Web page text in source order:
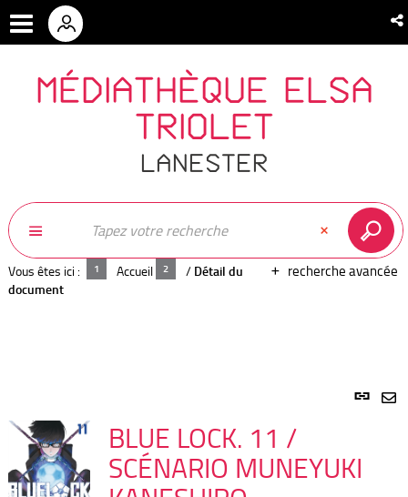
MÉDIATHÈQUE ELSA
TRIOLET
LANESTER
recherche avancée
Vous êtes ici : Accueil / Détail du
document
Lien
BLUE LOCK. 11 /
SCÉNARIO MUNEYUKI